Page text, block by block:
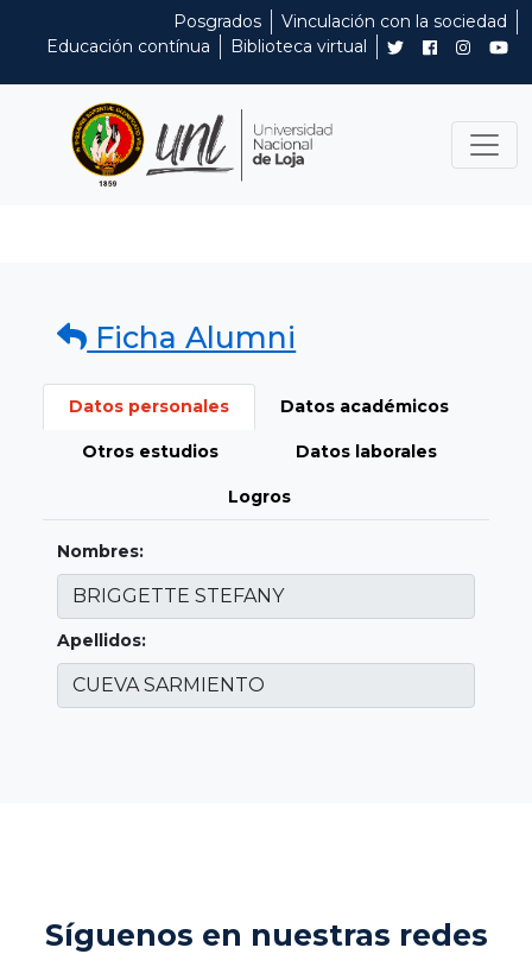
Posgrados
Vinculación con la sociedad
Educación contínua
Biblioteca virtual
Ficha Alumni
Datos personales Datos académicos
Otros estudios Datos laborales
Logros
Nombres:
Apellidos:
Síguenos en nuestras redes